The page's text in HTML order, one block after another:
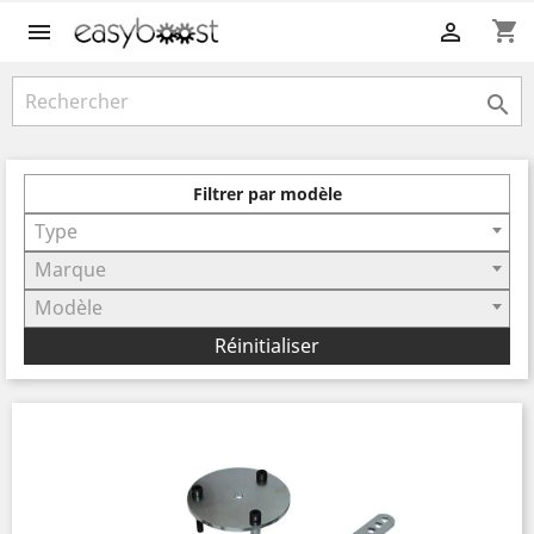
 shopping_cart


Filtrer par modèle
Type
Marque
Modèle
Réinitialiser